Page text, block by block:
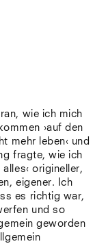
wie ich mich
›auf den
mehr leben‹ und
fragte, wie ich
origineller,
eigener. Ich
es richtig war,
und so
geworden